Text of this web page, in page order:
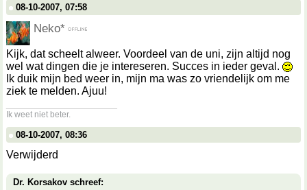
08-10-2007, 07:58
Neko*
Kijk, dat scheelt alweer. Voordeel van de uni, zijn altijd nog
wel wat dingen die je intereseren. Succes in ieder geval.
Ik duik mijn bed weer in, mijn ma was zo vriendelijk om me
ziek te melden. Ajuu!
Ik weet niet beter.
08-10-2007, 08:36
Verwijderd
Dr. Korsakov schreef: